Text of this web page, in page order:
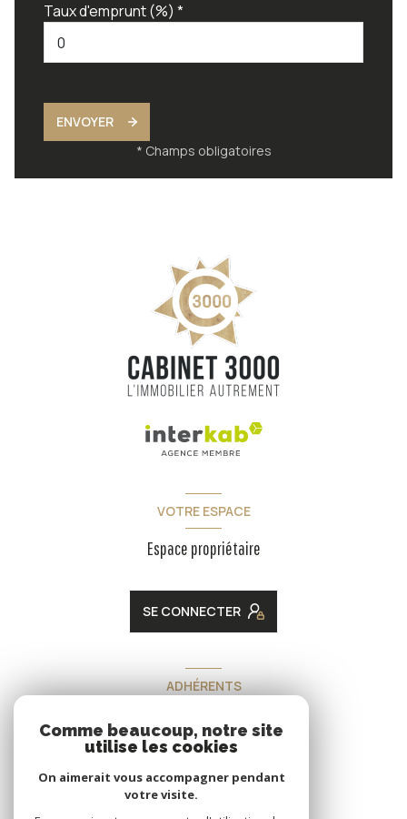
Taux d'emprunt (%) *
ENVOYER
* Champs obligatoires
VOTRE ESPACE
Espace propriétaire
SE CONNECTER
ADHÉRENTS
Nous adhérons
Comme beaucoup, notre site
utilise les cookies
On aimerait vous accompagner pendant
votre visite.